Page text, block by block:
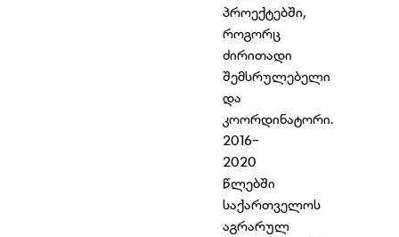
პროექტებში,
როგორც
ძირითადი
შემსრულებელი
და
კოორდინატორი.
2016-
2020
წლებში
საქართველოს
აგრარულ